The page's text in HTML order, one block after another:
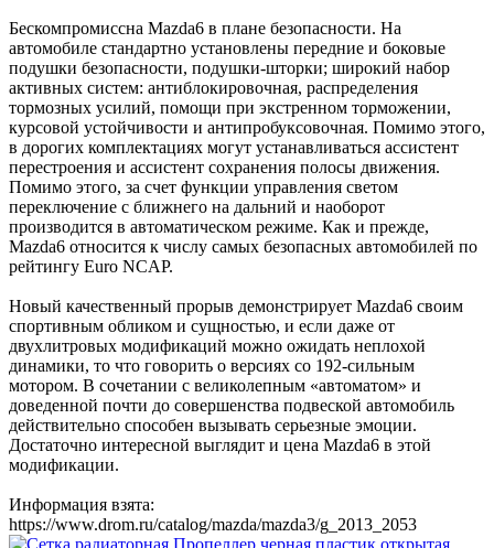
Бескомпромиссна Mazda6 в плане безопасности. На
автомобиле стандартно установлены передние и боковые
подушки безопасности, подушки-шторки; широкий набор
активных систем: антиблокировочная, распределения
тормозных усилий, помощи при экстренном торможении,
курсовой устойчивости и антипробуксовочная. Помимо этого,
в дорогих комплектациях могут устанавливаться ассистент
перестроения и ассистент сохранения полосы движения.
Помимо этого, за счет функции управления светом
переключение с ближнего на дальний и наоборот
производится в автоматическом режиме. Как и прежде,
Mazda6 относится к числу самых безопасных автомобилей по
рейтингу Euro NCAP.
Новый качественный прорыв демонстрирует Mazda6 своим
спортивным обликом и сущностью, и если даже от
двухлитровых модификаций можно ожидать неплохой
динамики, то что говорить о версиях со 192-сильным
мотором. В сочетании с великолепным «автоматом» и
доведенной почти до совершенства подвеской автомобиль
действительно способен вызывать серьезные эмоции.
Достаточно интересной выглядит и цена Mazda6 в этой
модификации.
Информация взята:
https://www.drom.ru/catalog/mazda/mazda3/g_2013_2053